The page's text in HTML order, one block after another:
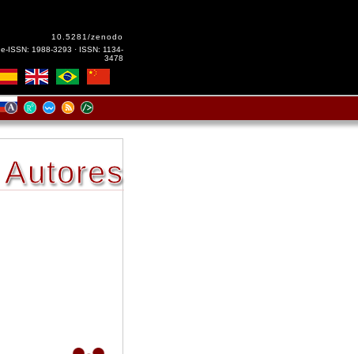
10.5281/zenodo
e-ISSN: 1988-3293 · ISSN: 1134-
3478
Autores